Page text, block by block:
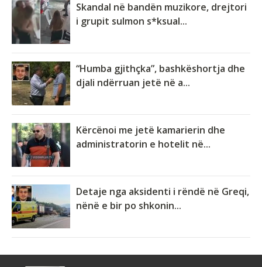
Skandal në bandën muzikore, drejtori
i grupit sulmon s*ksual...
“Humba gjithçka”, bashkëshortja dhe
djali ndërruan jetë në a...
Kërcënoi me jetë kamarierin dhe
administratorin e hotelit në...
Detaje nga aksidenti i rëndë në Greqi,
nënë e bir po shkonin...